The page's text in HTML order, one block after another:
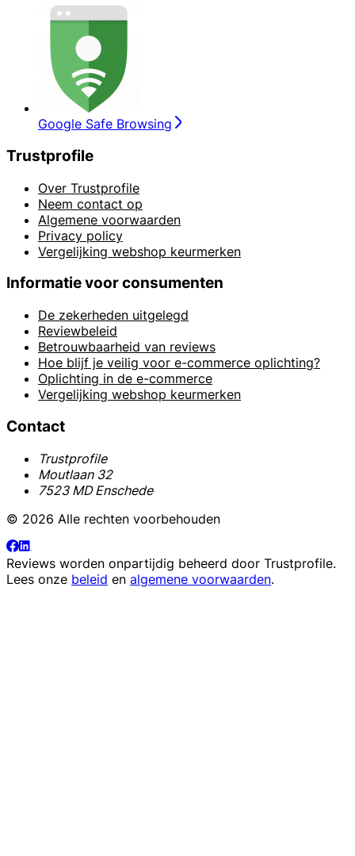
Google Safe Browsing
Trustprofile
Over Trustprofile
Neem contact op
Algemene voorwaarden
Privacy policy
Vergelijking webshop keurmerken
Informatie voor consumenten
De zekerheden uitgelegd
Reviewbeleid
Betrouwbaarheid van reviews
Hoe blijf je veilig voor e-commerce oplichting?
Oplichting in de e-commerce
Vergelijking webshop keurmerken
Contact
Trustprofile
Moutlaan 32
7523 MD Enschede
© 2026 Alle rechten voorbehouden
Reviews worden onpartijdig beheerd door Trustprofile.
Lees onze beleid en algemene voorwaarden.